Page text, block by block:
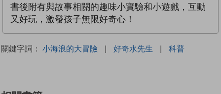
書後附有與故事相關的趣味小實驗和小遊戲，互動
又好玩，激發孩子無限好奇心！
關鍵字詞： 小海浪的大冒險 | 好奇水先生 | 科普